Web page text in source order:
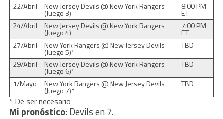
22/Abril
New Jersey Devils @ New York Rangers
(Juego 3)
8:00 PM
ET
24/Abril
New Jersey Devils @ New York Rangers
(Juego 4)
7:00 PM
ET
27/Abril
New York Rangers @ New Jersey Devils
(Juego 5)*
TBD
29/Abril
New Jersey Devils @ New York Rangers
(Juego 6)*
TBD
1/Mayo
New York Rangers @ New Jersey Devils
(Juego 7)*
TBD
* De ser necesario
Mi pronóstico: Devils en 7.